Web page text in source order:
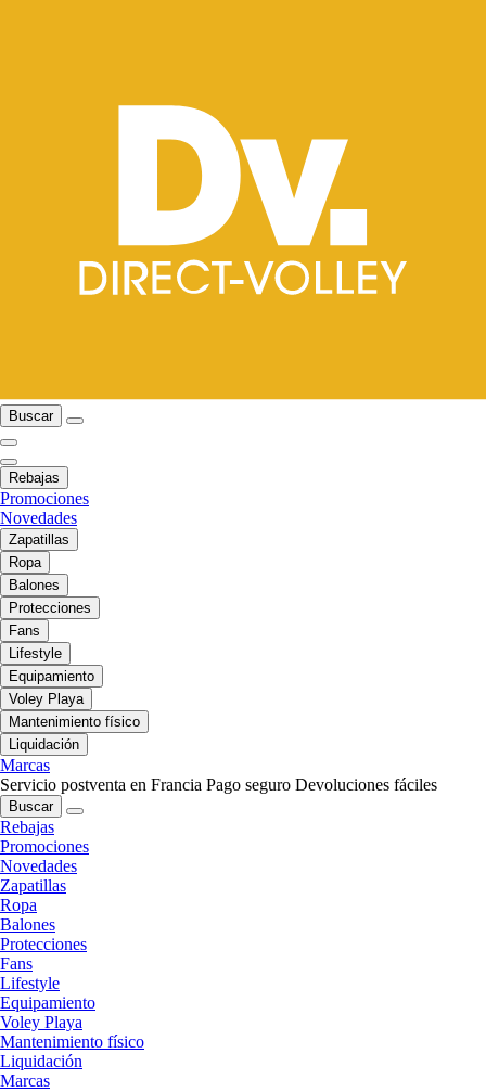
Buscar
Rebajas
Promociones
Novedades
Zapatillas
Ropa
Balones
Protecciones
Fans
Lifestyle
Equipamiento
Voley Playa
Mantenimiento físico
Liquidación
Marcas
Servicio postventa en Francia Pago seguro Devoluciones fáciles
Buscar
Rebajas
Promociones
Novedades
Zapatillas
Ropa
Balones
Protecciones
Fans
Lifestyle
Equipamiento
Voley Playa
Mantenimiento físico
Liquidación
Marcas